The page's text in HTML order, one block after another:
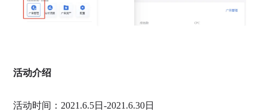
活动介绍
活动时间：2021.6.5日-2021.6.30日